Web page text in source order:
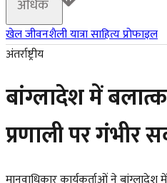
अधिक
खेलजीवनशैलीयात्रासाहित्यप्रोफाइल
अंतर्राष्ट्रीय
बांग्लादेश में
प्रणाली पर गंभीर